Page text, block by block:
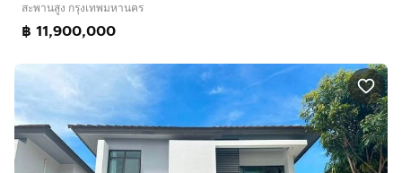
สะพานสูง กรุงเทพมหานคร
฿ 11,900,000